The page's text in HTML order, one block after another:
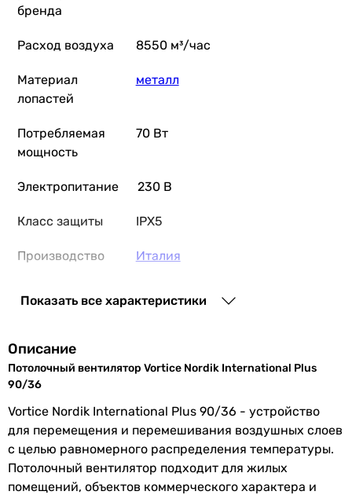
бренда
Расход воздуха 8550 м³/час
Материал
лопастей
металл
Потребляемая
мощность
70 Вт
Электропитание 230 В
Класс защиты IPX5
Производство Италия
Диаметр
вентилятора
914 мм
Вес 5.5 кг
Ширина 914 мм
Высота 495 мм
Показать все характеристики
Описание
Потолочный вентилятор Vortice Nordik International Plus
90/36
Vortice Nordik International Plus 90/36 - устройство
для перемещения и перемешивания воздушных слоев
с целью равномерного распределения температуры.
Потолочный вентилятор подходит для жилых
помещений, объектов коммерческого характера и